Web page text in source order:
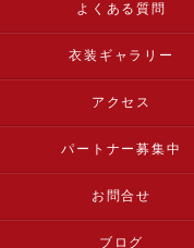
よくある質問
衣装ギャラリー
アクセス
パートナー募集中
お問合せ
ブログ